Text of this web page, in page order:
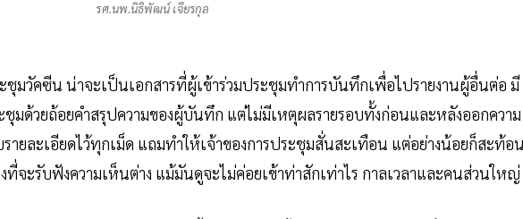
รศ.นพ.นิธิพัฒน์ เจียรกุล
ชุมวัคซีน น่าจะเป็นเอกสารที่ผู้เข้าร่วมประชุมทำการบันทึกเพื่อไปรายงานผู้อื่นต่อ มี
มด้วยถ้อยคำสรุปความของผู้บันทึก แต่ไม่มีเหตุผลรายรอบทั้งก่อนและหลังออกความ
ายละเอียดไว้ทุกเม็ด แถมทำให้เจ้าของการประชุมสั่นสะเทือน แต่อย่างน้อยก็สะท้อ
ที่จะรับฟังความเห็นต่าง แม้มันดูจะไม่ค่อยเข้าท่าสักเท่าไร กาลเวลาและคนส่วนใหญ่